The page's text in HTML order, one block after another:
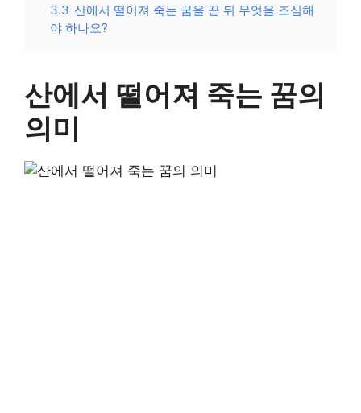
3.3 산에서 떨어져 죽는 꿈을 꾼 뒤 무엇을 조심해
야 하나요?
산에서 떨어져 죽는 꿈의
의미